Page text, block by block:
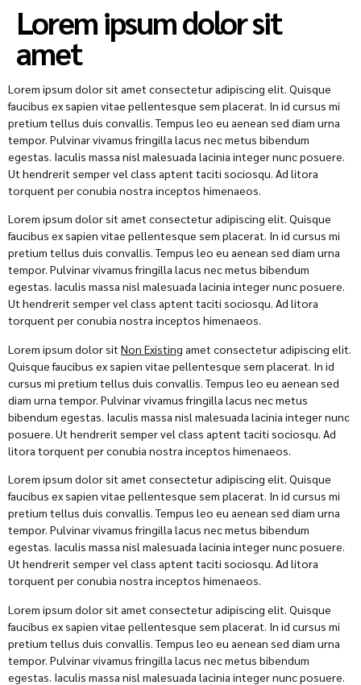
Lorem ipsum dolor sit
amet
Lorem ipsum dolor sit amet consectetur adipiscing elit. Quisque
faucibus ex sapien vitae pellentesque sem placerat. In id cursus mi
pretium tellus duis convallis. Tempus leo eu aenean sed diam urna
tempor. Pulvinar vivamus fringilla lacus nec metus bibendum
egestas. Iaculis massa nisl malesuada lacinia integer nunc posuere.
Ut hendrerit semper vel class aptent taciti sociosqu. Ad litora
torquent per conubia nostra inceptos himenaeos.
Lorem ipsum dolor sit amet consectetur adipiscing elit. Quisque
faucibus ex sapien vitae pellentesque sem placerat. In id cursus mi
pretium tellus duis convallis. Tempus leo eu aenean sed diam urna
tempor. Pulvinar vivamus fringilla lacus nec metus bibendum
egestas. Iaculis massa nisl malesuada lacinia integer nunc posuere.
Ut hendrerit semper vel class aptent taciti sociosqu. Ad litora
torquent per conubia nostra inceptos himenaeos.
Lorem ipsum dolor sit Non Existing amet consectetur adipiscing elit.
Quisque faucibus ex sapien vitae pellentesque sem placerat. In id
cursus mi pretium tellus duis convallis. Tempus leo eu aenean sed
diam urna tempor. Pulvinar vivamus fringilla lacus nec metus
bibendum egestas. Iaculis massa nisl malesuada lacinia integer nunc
posuere. Ut hendrerit semper vel class aptent taciti sociosqu. Ad
litora torquent per conubia nostra inceptos himenaeos.
Lorem ipsum dolor sit amet consectetur adipiscing elit. Quisque
faucibus ex sapien vitae pellentesque sem placerat. In id cursus mi
pretium tellus duis convallis. Tempus leo eu aenean sed diam urna
tempor. Pulvinar vivamus fringilla lacus nec metus bibendum
egestas. Iaculis massa nisl malesuada lacinia integer nunc posuere.
Ut hendrerit semper vel class aptent taciti sociosqu. Ad litora
torquent per conubia nostra inceptos himenaeos.
Lorem ipsum dolor sit amet consectetur adipiscing elit. Quisque
faucibus ex sapien vitae pellentesque sem placerat. In id cursus mi
pretium tellus duis convallis. Tempus leo eu aenean sed diam urna
tempor. Pulvinar vivamus fringilla lacus nec metus bibendum
egestas. Iaculis massa nisl malesuada lacinia integer nunc posuere.